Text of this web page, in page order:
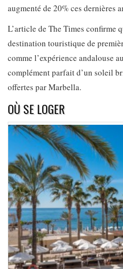
augmenté de 20% ces dernières
L’article de The Times confirme
destination touristique de
comme l’expérience andalouse
complément parfait d’un soleil
offertes par Marbella.
OÙ SE LOGER